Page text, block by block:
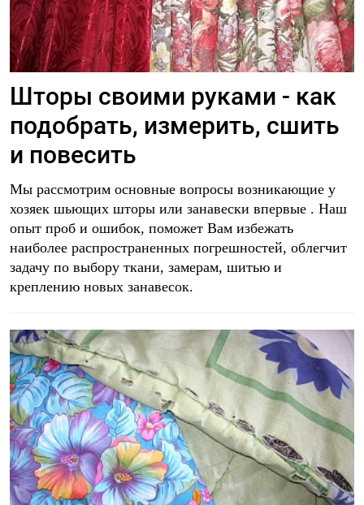
Шторы своими руками - как
подобрать, измерить, сшить
и повесить
Мы рассмотрим основные вопросы возникающие у
хозяек шьющих шторы или занавески впервые . Наш
опыт проб и ошибок, поможет Вам избежать
наиболее распространенных погрешностей, облегчит
задачу по выбору ткани, замерам, шитью и
креплению новых занавесок.